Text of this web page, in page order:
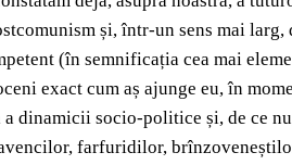
și, într-un sens mai
(în semnificația cea mai
exact cum aș ajunge eu, în
dinamicii socio-politice și, de ce
farfuridilor,